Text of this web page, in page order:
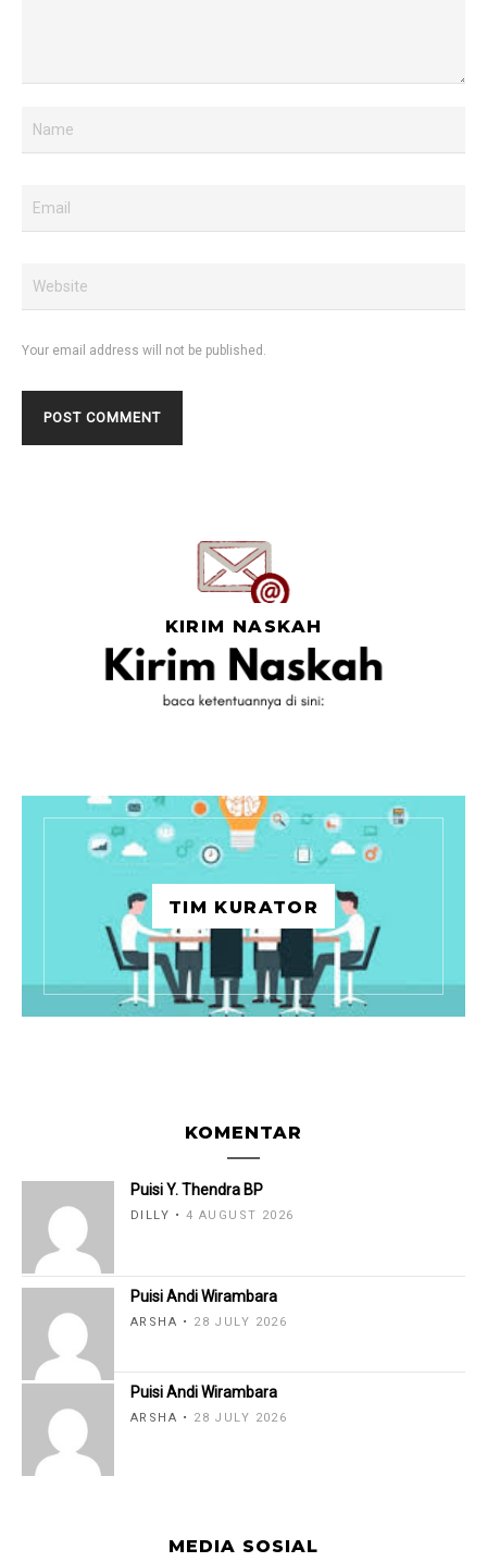
Your email address will not be published.
KIRIM NASKAH
TIM KURATOR
KOMENTAR
Puisi Y. Thendra BP
DILLY 4 AUGUST 2026
Puisi Andi Wirambara
ARSHA 28 JULY 2026
Puisi Andi Wirambara
ARSHA 28 JULY 2026
MEDIA SOSIAL